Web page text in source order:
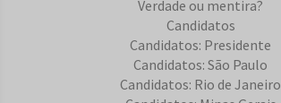
Verdade ou mentira?
Candidatos
Candidatos: Presidente
Candidatos: São Paulo
Candidatos: Rio de Janeiro